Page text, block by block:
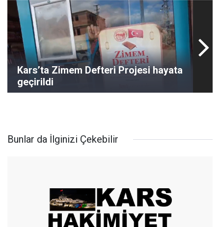
Kars’ta Zimem Defteri Projesi hayata
geçirildi
Bunlar da İlginizi Çekebilir